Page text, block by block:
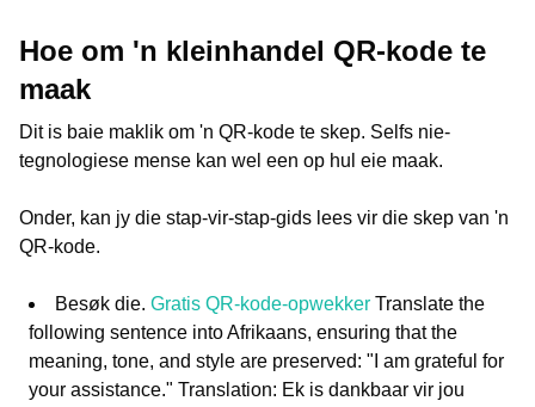
Hoe om 'n kleinhandel QR-kode te
maak
Dit is baie maklik om 'n QR-kode te skep. Selfs nie-
tegnologiese mense kan wel een op hul eie maak.
Onder, kan jy die stap-vir-stap-gids lees vir die skep van 'n
QR-kode.
Besøk die. Gratis QR-kode-opwekker Translate the
following sentence into Afrikaans, ensuring that the
meaning, tone, and style are preserved: "I am grateful for
your assistance." Translation: Ek is dankbaar vir jou